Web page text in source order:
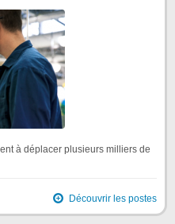
à déplacer plusieurs milliers de
Découvrir les postes